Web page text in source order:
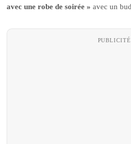
avec une robe de soirée » avec un
PUBLICITÉ